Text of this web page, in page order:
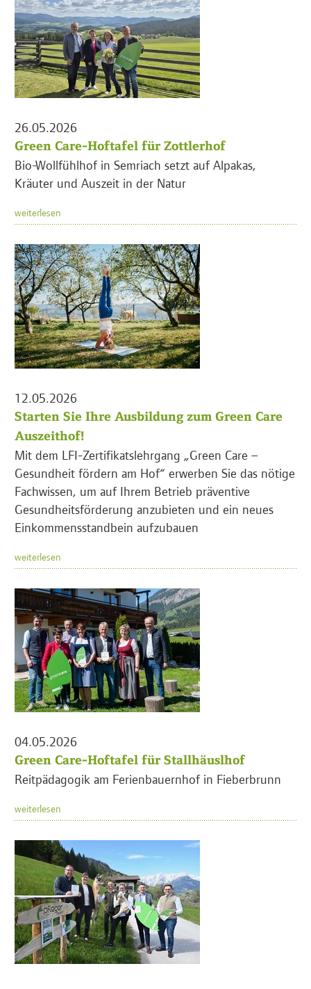
26.05.2026
Green Care-Hoftafel für Zottlerhof
Bio-Wollfühlhof in Semriach setzt auf Alpakas,
Kräuter und Auszeit in der Natur
weiterlesen
12.05.2026
Starten Sie Ihre Ausbildung zum Green Care
Auszeithof!
Mit dem LFI-Zertifikatslehrgang „Green Care –
Gesundheit fördern am Hof“ erwerben Sie das nötige
Fachwissen, um auf Ihrem Betrieb präventive
Gesundheitsförderung anzubieten und ein neues
Einkommensstandbein aufzubauen
weiterlesen
04.05.2026
Green Care-Hoftafel für Stallhäuslhof
Reitpädagogik am Ferienbauernhof in Fieberbrunn
weiterlesen